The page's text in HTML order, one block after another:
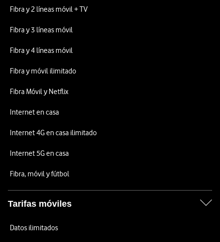
Fibra y 2 líneas móvil + TV
Fibra y 3 líneas móvil
Fibra y 4 líneas móvil
Fibra y móvil ilimitado
Fibra Móvil y Netflix
Internet en casa
Internet 4G en casa ilimitado
Internet 5G en casa
Fibra, móvil y fútbol
Tarifas móviles
Datos ilimitados